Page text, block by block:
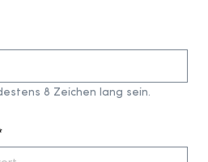
8 Zeichen lang sein.